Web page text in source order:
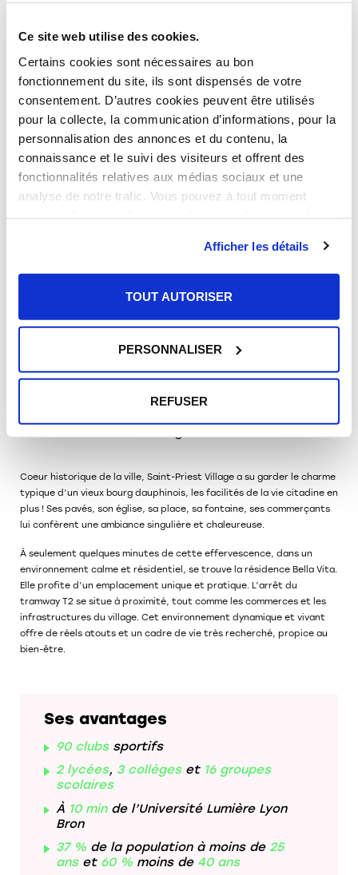
Ce site web utilise des cookies.
Certains cookies sont nécessaires au bon
fonctionnement du site, ils sont dispensés de votre
consentement. D’autres cookies peuvent être utilisés
pour la collecte, la communication d’informations, pour la
personnalisation des annonces et du contenu, la
connaissance et le suivi des visiteurs et offrent des
fonctionnalités relatives aux médias sociaux et une
analyse de notre trafic. Vous pouvez à tout moment
Afficher les détails
TOUT AUTORISER
PERSONNALISER
REFUSER
Transports depuis Saint-Priest
· À 7 min de Lyon en voiture
· 8 lignes de bus et 1 ligne de tramway
· Rocade Est, A46 et A43
· Gare SNCF à proximité
Saint-Priest vue du ciel.
Saint-Priest Village
Coeur historique de la ville, Saint-Priest Village a su garder le charme
typique d’un vieux bourg dauphinois, les facilités de la vie citadine en
plus ! Ses pavés, son église, sa place, sa fontaine, ses commerçants
lui confèrent une ambiance singulière et chaleureuse.
À seulement quelques minutes de cette effervescence, dans un
environnement calme et résidentiel, se trouve la résidence Bella Vita.
Elle profite d’un emplacement unique et pratique. L’arrêt du
tramway T2 se situe à proximité, tout comme les commerces et les
infrastructures du village. Cet environnement dynamique et vivant
offre de réels atouts et un cadre de vie très recherché, propice au
bien-être.
Ses avantages
90 clubs sportifs
2 lycées, 3 collèges et 16 groupes
scolaires
À 10 min de l’Université Lumière Lyon
Bron
37 % de la population à moins de 25
anset 60 % moins de 40 ans